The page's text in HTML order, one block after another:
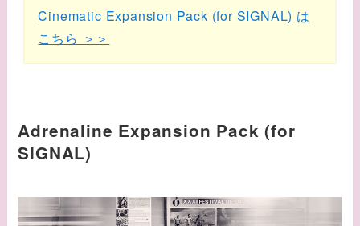
Cinematic Expansion Pack (for SIGNAL) は
こちら ＞＞
Adrenaline Expansion Pack (for
SIGNAL)